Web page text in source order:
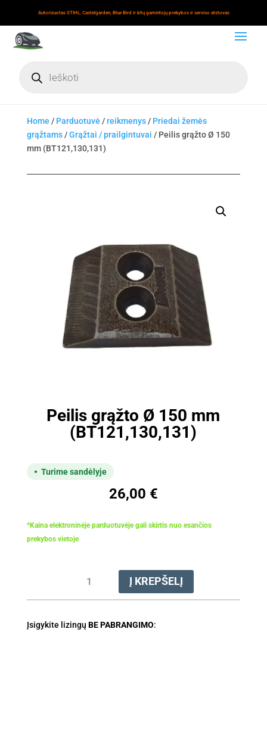
Autorizuotas STIHL, Castelgarden, Blue Bird ir kitų gamintojų prekybos ir serviso atstovas
search
Home / Parduotuvė /reikmenys/ Priedai žemės
grąžtams/Grąžtai / prailgintuvai / Peilis grąžto Ø 150
mm (BT121,130,131)
Peilis grąžto Ø 150 mm
(BT121,130,131)
Turime sandėlyje
26,00 €
*Kaina elektroninėje parduotuvėje gali skirtis nuo esančios
prekybos vietoje
kiekis:
Peilis
Ø
Į KREPŠELĮ
Įsigykite lizingų BE PABRANGIMO: